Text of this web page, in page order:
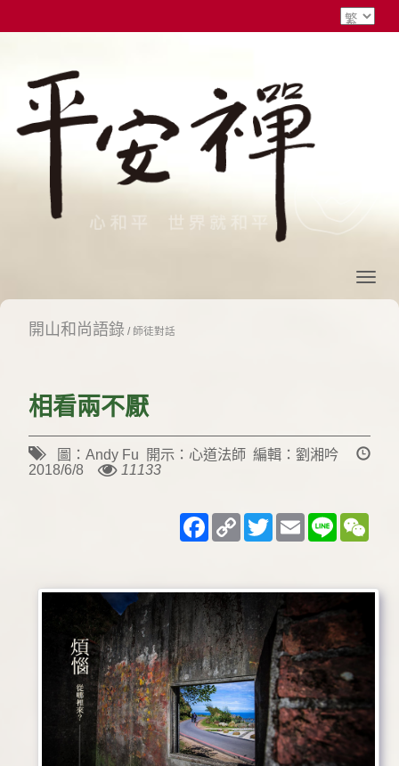
開山和尚語錄/ 師徒對話
相看兩不厭
圖：Andy Fu 開示：心道法師 編輯：劉湘吟
2018/6/8
11133
Facebook
Copy
Link
TwitterEmailLine